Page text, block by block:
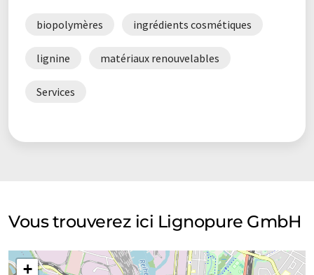
biopolymères ingrédients cosmétiques
lignine matériaux renouvelables
Services
Vous trouverez ici Lignopure GmbH
+